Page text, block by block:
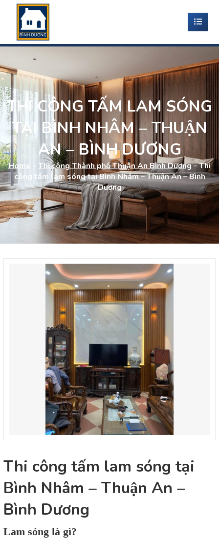
THI CÔNG TẤM LAM SÓNG
TẠI BÌNH NHÂM – THUẬN
AN – BÌNH DƯƠNG
Home - Thi công Thành phố Thuận An Bình Dương-Thi
công tấm lam sóng tại Bình Nhâm – Thuận An – Bình
Dương
Thi công tấm lam sóng tại
Bình Nhâm – Thuận An –
Bình Dương
Lam sóng là gì?